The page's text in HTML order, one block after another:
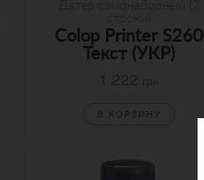
Colop Printer S260
Текст (УКР)
1 222 грн
В КОРЗИНУ